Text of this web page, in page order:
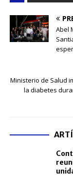
Abel
Ministerio de Salud
la diabetes